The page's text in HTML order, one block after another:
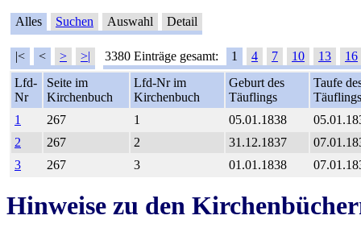
Alles Suchen Auswahl Detail
|< < > >| 3380 Einträge gesamt: 1 4 7 10 13
16
Lfd-
Nr
Seite im
Kirchenbuch
Lfd-Nr im
Kirchenbuch
Geburt des
Täuflings
Taufe
Täuflings
1
267 1 05.01.1838
2
267 2 31.12.1837
3
267 3 01.01.1838
Hinweise zu den